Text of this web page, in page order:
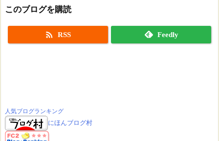
このブログを購読
 RSS Feedly